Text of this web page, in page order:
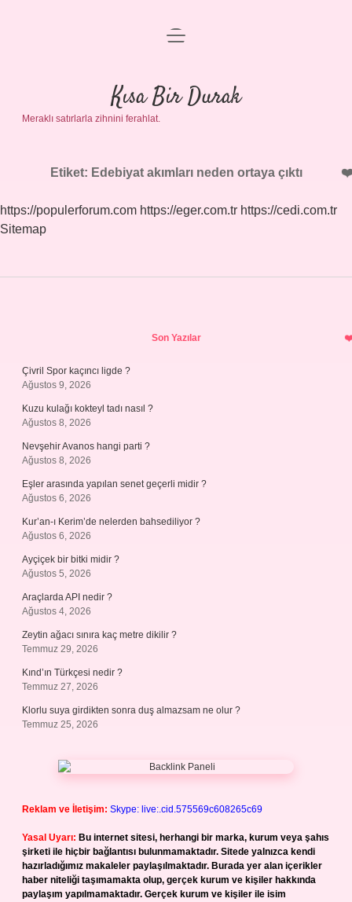
Anasayfa
Gizlilik Politikası
Yasal Uyarı
menüyü
Kısa Bir Durak
Meraklı satırlarla zihnini ferahlat.
Etiket: Edebiyat akımları neden ortaya çıktı
https://populerforum.com https://eger.com.tr https://cedi.com.tr
Sitemap
Son Yazılar
Çivril Spor kaçıncı ligde ?
Ağustos 9, 2026
Kuzu kulağı kokteyl tadı nasıl ?
Ağustos 8, 2026
Nevşehir Avanos hangi parti ?
Ağustos 8, 2026
Eşler arasında yapılan senet geçerli midir ?
Ağustos 6, 2026
Kur’an-ı Kerim’de nelerden bahsediliyor ?
Ağustos 6, 2026
Ayçiçek bir bitki midir ?
Ağustos 5, 2026
Araçlarda API nedir ?
Ağustos 4, 2026
Zeytin ağacı sınıra kaç metre dikilir ?
Temmuz 29, 2026
Kınd’ın Türkçesi nedir ?
Temmuz 27, 2026
Klorlu suya girdikten sonra duş almazsam ne olur ?
Temmuz 25, 2026
Reklam ve İletişim: Skype: live:.cid.575569c608265c69
Yasal Uyarı: Bu internet sitesi, herhangi bir marka, kurum veya şahıs
şirketi ile hiçbir bağlantısı bulunmamaktadır. Sitede yalnızca kendi
hazırladığımız makaleler paylaşılmaktadır. Burada yer alan içerikler
haber niteliği taşımamakta olup, gerçek kurum ve kişiler hakkında
paylaşım yapılmamaktadır. Gerçek kurum ve kişiler ile isim